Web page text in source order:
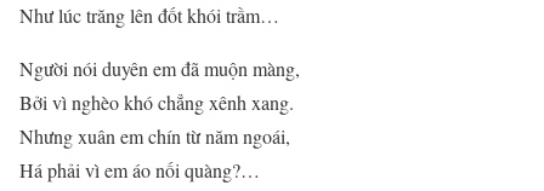
Như lúc trăng lên đốt khói trầm…
Người nói duyên em đã muộn màng,
Bởi vì nghèo khó chẳng xênh xang.
Nhưng xuân em chín từ năm ngoái,
Há phải vì em áo nối quàng?…